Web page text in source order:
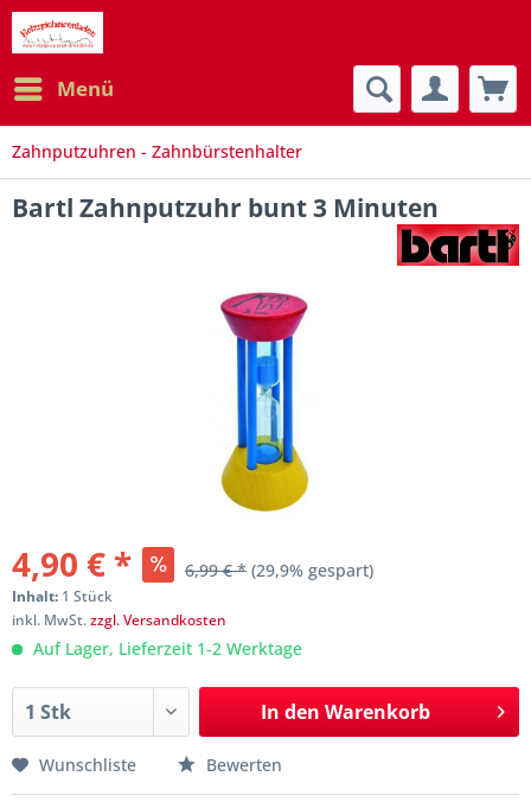
Menü
Zahnputzuhren - Zahnbürstenhalter
Bartl Zahnputzuhr bunt 3 Minuten
4,90 € * 6,99 € * (29,9% gespart)
Inhalt: 1 Stück
inkl. MwSt.zzgl. Versandkosten
Auf Lager, Lieferzeit 1-2 Werktage
In den Warenkorb
Wunschliste Bewerten